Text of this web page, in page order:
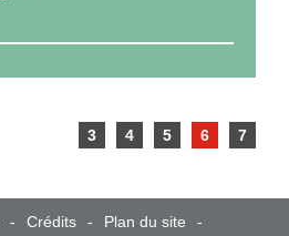
3 4 5 6 7
Crédits Plan du site